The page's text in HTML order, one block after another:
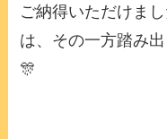
ご納得いただけま
は、その一方踏み
🎊